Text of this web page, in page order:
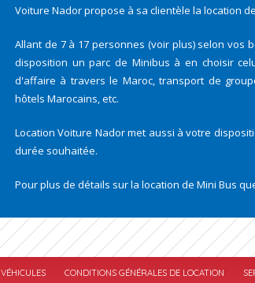
Voiture Nador propose à sa clientèle la location
Allant de 7 à 17 personnes (voir plus) selon vos
disposition un parc de Minibus à en choisir
d'affaire à travers le Maroc, transport de
hôtels Marocains, etc.
Location Voiture Nador met aussi à votre
durée souhaitée.
Pour plus de détails sur la location de Mini Bus
VÉHICULES CONDITIONS GÉNÉRALES DE LOCATION